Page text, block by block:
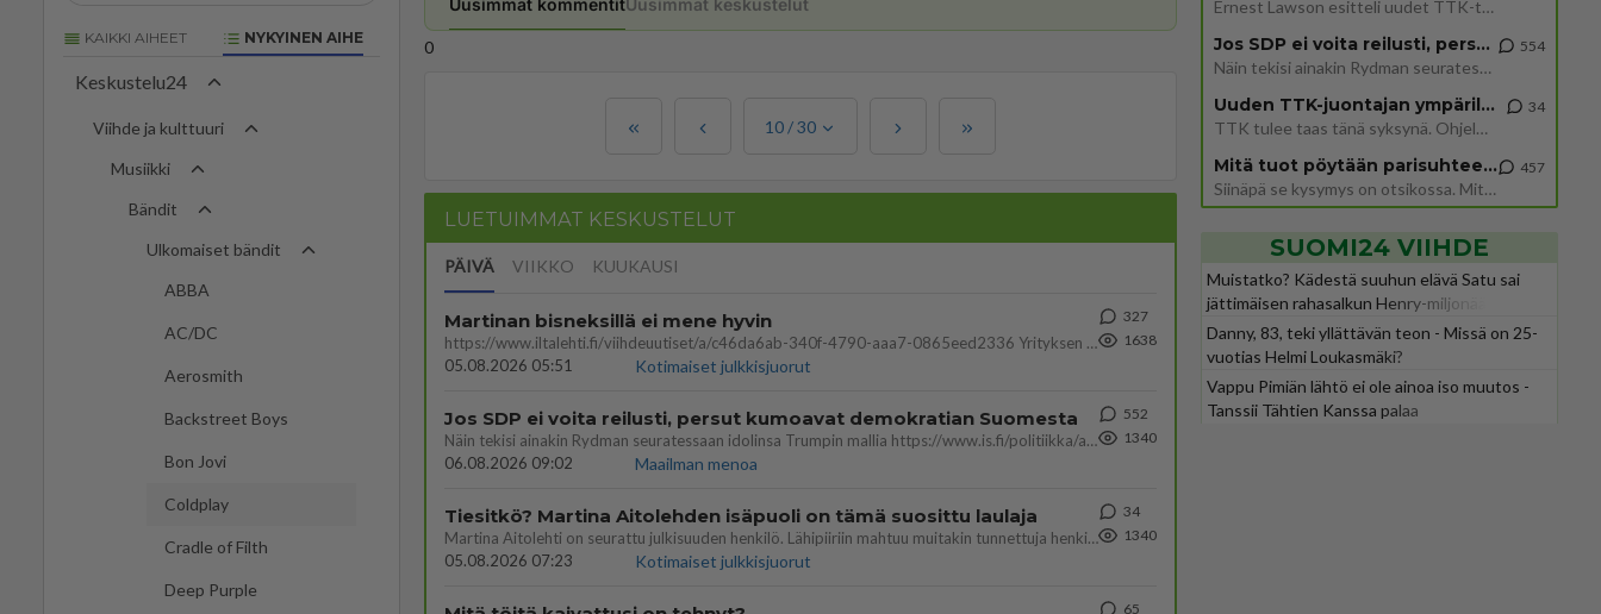
KAIKKI AIHEET NYKYINEN AIHE
Keskustelu24
Viihde ja kulttuuri
Musiikki
Bändit
Ulkomaiset bändit
ABBA
AC/DC
Aerosmith
Backstreet Boys
Bon Jovi
Coldplay
Cradle of Filth
Deep Purple
Uusimmat kommentitUusimmat keskustelut
0
10 /30
LUETUIMMAT KESKUSTELUT
PÄIVÄ VIIKKO KUUKAUSI
Martinan bisneksillä ei mene hyvin
https://www.iltalehti.fi/viihdeuutiset/a/c46da6ab-340f-4790-aaa7-0865eed2336 Yrityksen konkurssihakemus on tullut kärä
05.08.2026 05:51
Kotimaiset julkkisjuorut
327
1638
Jos SDP ei voita reilusti, persut kumoavat demokratian Suomesta
Näin tekisi ainakin Rydman seuratessaan idolinsa Trumpin mallia https://www.is.fi/politiikka/art-2000012187244.html
06.08.2026 09:02
Maailman menoa
552
1340
Tiesitkö? Martina Aitolehden isäpuoli on tämä suosittu laulaja
Martina Aitolehti on seurattu julkisuuden henkilö. Lähipiiriin mahtuu muitakin tunnettuja henkilöitä. Tiesitkö, että Ma
05.08.2026 07:23
Kotimaiset julkkisjuorut
34
1340
65
Ernest Lawson esitteli uudet TTK-tähtioppilaat ja opettajat torstaina 6.8. lehdistölle. Tulevalla kaudella on yksi hausk
Jos SDP ei voita reilusti, persut kumoavat demokratian Suomesta
Näin tekisi ainakin Rydman seuratessaan idolinsa Trumpin mallia https://www.is.fi/politiikka/art-2000012187244.html
554
Uuden TTK-juontajan ympärillä epätietoisuus sakenee - Nyt MTV hämmentää soppaa
TTK tulee taas tänä syksynä. Ohjelman uudet tähtioppilaat julkistetaan torstaina 6. elokuuta klo 14 alkavassa lehdistö
34
Mitä tuot pöytään parisuhteessa?
Siinäpä se kysymys on otsikossa. Mitäpä siis tuot/toisit pöytään parisuhteessa? Oletko mies vai nainen? Koetko sen mitä
457
SUOMI24 VIIHDE
Muistatko? Kädestä suuhun elävä Satu sai
jättimäisen rahasalkun Henry-miljonääriltä
Danny, 83, teki yllättävän teon - Missä on 25-
vuotias Helmi Loukasmäki?
Vappu Pimiän lähtö ei ole ainoa iso muutos -
Tanssii Tähtien Kanssa palaa